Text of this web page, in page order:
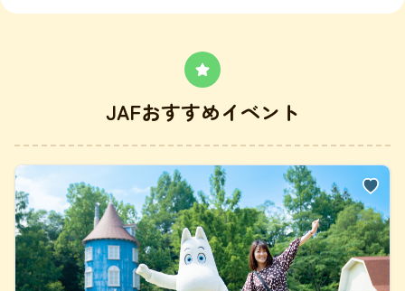
JAFおすすめイベント